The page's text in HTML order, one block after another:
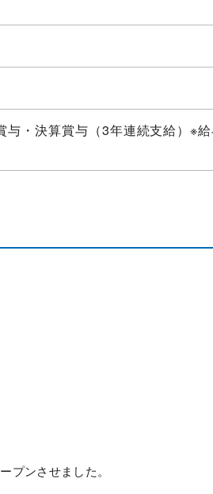
・決算賞与（3年連続支給）※給
プンさせました。